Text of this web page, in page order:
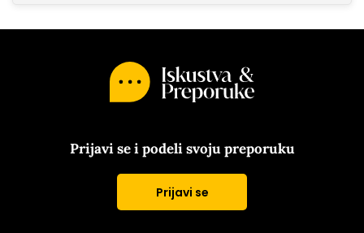
Prijavi se i podeli svoju preporuku
Prijavi se